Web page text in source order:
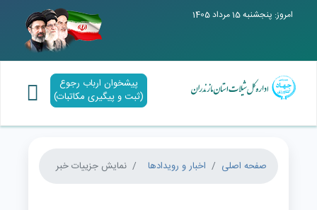
امروز: پنجشنبه 15 مرداد 1405
پیشخوان ارباب رجوع
(ثبت و پیگیری مکاتبات)
صفحه اصلی اخبار و رویدادها نمایش جزییات خبر